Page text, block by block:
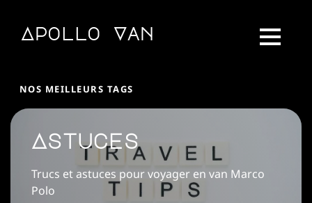
Apollo Van
NOS MEILLEURS TAGS
Astuces
Trucs et astuces pour voyager en van Marco
Polo